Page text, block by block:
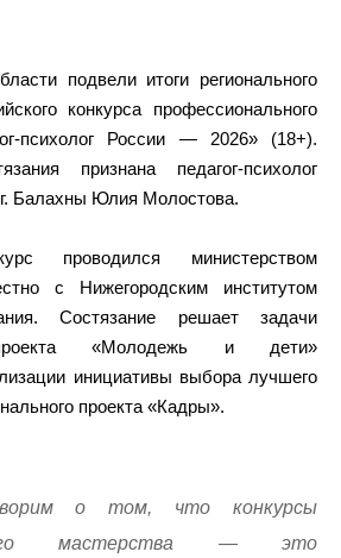
подвели итоги регионального
конкурса профессионального
психолог России — 2026» (18+).
признана педагог-психолог
Балахны Юлия Молостова.
проводился министерством
с Нижегородским институтом
Состязание решает задачи
проекта «Молодежь и дети»
инициативы выбора лучшего
проекта «Кадры».
о том, что конкурсы
мастерства — это